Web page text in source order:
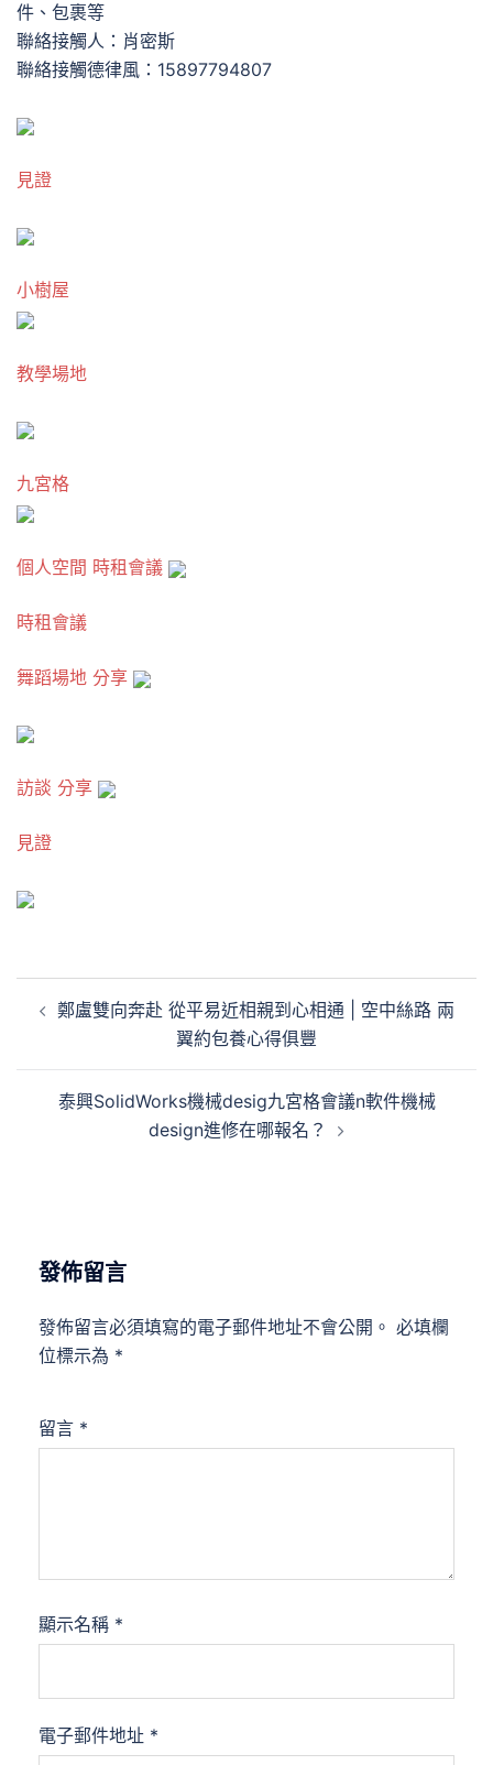
件、包裹等
聯絡接觸人：肖密斯
聯絡接觸德律風：15897794807
見證
小樹屋
教學場地
九宮格
個人空間 時租會議
時租會議
舞蹈場地 分享
訪談 分享
見證
章
鄭盧雙向奔赴 從平易近相親到心相通 | 空中絲路 兩
翼約包養心得俱豐
泰興SolidWorks機械desig九宮格會議n軟件機械
design進修在哪報名？
發佈留言
發佈留言必須填寫的電子郵件地址不會公開。 必填欄
位標示為 *
留言 *
顯示名稱 *
電子郵件地址 *